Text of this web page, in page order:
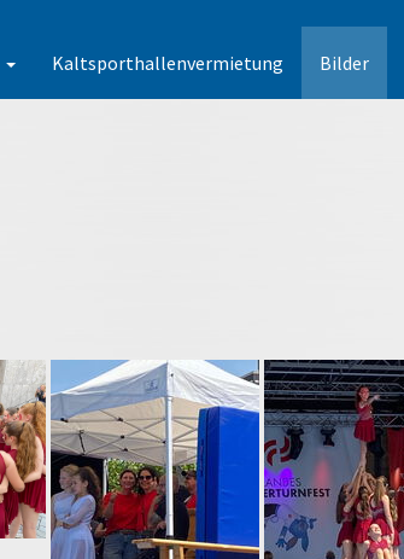
Kaltsporthallenvermietung Bilder